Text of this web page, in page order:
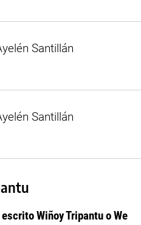
Wiñoy Tripantu o We